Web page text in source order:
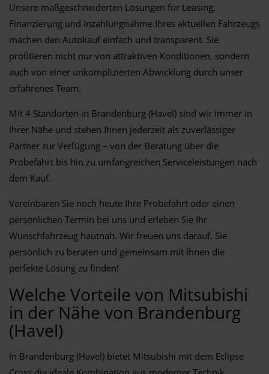
Unsere maßgeschneiderten Lösungen für Leasing,
Finanzierung und Inzahlungnahme Ihres aktuellen Fahrzeugs
machen den Autokauf einfach und transparent. Sie
profitieren nicht nur von attraktiven Konditionen, sondern
auch von einer unkomplizierten Abwicklung durch unser
erfahrenes Team.
Mit 4 Standorten in Brandenburg (Havel) sind wir immer in
Ihrer Nähe und stehen Ihnen jederzeit als zuverlässiger
Partner zur Verfügung – von der Beratung über die
Probefahrt bis hin zu umfangreichen Serviceleistungen nach
dem Kauf.
Vereinbaren Sie noch heute Ihre Probefahrt oder einen
persönlichen Termin bei uns und erleben Sie Ihr
Wunschfahrzeug hautnah. Wir freuen uns darauf, Sie
persönlich zu beraten und gemeinsam mit Ihnen die
perfekte Lösung zu finden!
Welche Vorteile von Mitsubishi
in der Nähe von Brandenburg
(Havel)
In Brandenburg (Havel) bietet Mitsubishi mit dem Eclipse